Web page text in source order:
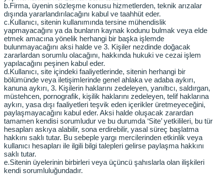
b.Firma, üyenin sözleşme konusu hizmetlerden, teknik arızalar
dışında yararlandırılacağını kabul ve taahhüt eder.
c.Kullanıcı, sitenin kullanımında tersine mühendislik
yapmayacağını ya da bunların kaynak kodunu bulmak veya elde
etmek amacına yönelik herhangi bir başka işlemde
bulunmayacağını aksi halde ve 3. Kişiler nezdinde doğacak
zararlardan sorumlu olacağını, hakkında hukuki ve cezai işlem
yapılacağını peşinen kabul eder.
d.Kullanıcı, site içindeki faaliyetlerinde, sitenin herhangi bir
bölümünde veya iletişimlerinde genel ahlaka ve adaba aykırı,
kanuna aykırı, 3. Kişilerin haklarını zedeleyen, yanıltıcı, saldırgan,
müstehcen, pornografik, kişilik haklarını zedeleyen, telif haklarına
aykırı, yasa dışı faaliyetleri teşvik eden içerikler üretmeyeceğini,
paylaşmayacağını kabul eder. Aksi halde oluşacak zarardan
tamamen kendisi sorumludur ve bu durumda ‘Site’ yetkilileri, bu tür
hesapları askıya alabilir, sona erdirebilir, yasal süreç başlatma
hakkını saklı tutar. Bu sebeple yargı mercilerinden etkinlik veya
kullanıcı hesapları ile ilgili bilgi talepleri gelirse paylaşma hakkını
saklı tutar.
e.Sitenin üyelerinin birbirleri veya üçüncü şahıslarla olan ilişkileri
kendi sorumluluğundadır.